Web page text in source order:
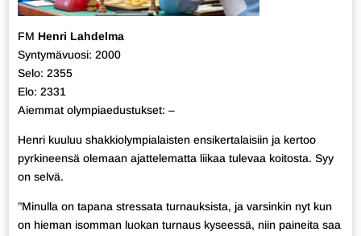
FM Henri Lahdelma
Syntymävuosi: 2000
Selo: 2355
Elo: 2331
Aiemmat olympiaedustukset: –
Henri kuuluu shakkiolympialaisten ensikertalaisiin ja kertoo
pyrkineensä olemaan ajattelematta liikaa tulevaa koitosta. Syy
on selvä.
”Minulla on tapana stressata turnauksista, ja varsinkin nyt kun
on hieman isomman luokan turnaus kyseessä, niin paineita saa